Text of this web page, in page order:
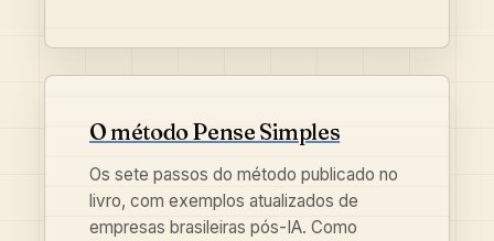
O método Pense Simples
Os sete passos do método publicado no
livro, com exemplos atualizados de
empresas brasileiras pós-IA. Como